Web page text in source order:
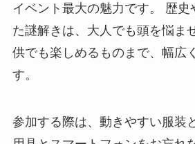
イベント最大の魅力です。 歴史
た謎解きは、大人でも頭を悩ま
供でも楽しめるものまで、幅広
す。
参加する際は、動きやすい服装